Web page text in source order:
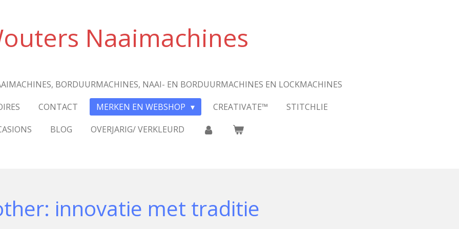
Naaimachines
BORDUURMACHINES, NAAI- EN BORDUURMACHINES EN LOCKMACHINES
CONTACT MERKEN EN WEBSHOP CREATIVATE™
STITCHLIE
BLOG OVERJARIG/ VERKLEURD
innovatie met traditie